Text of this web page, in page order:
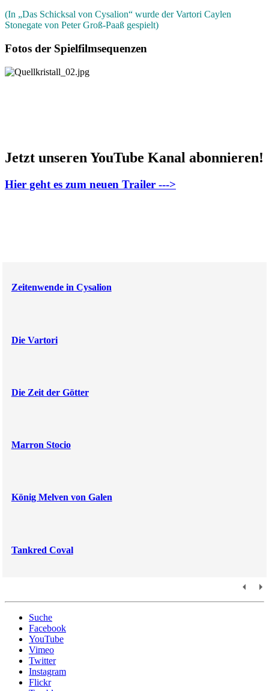
(In „Das Schicksal von Cysalion“ wurde der Vartori Caylen
Stonegate von Peter Groß-Paaß gespielt)
Fotos der Spielfilmsequenzen
Jetzt unseren YouTube Kanal abonnieren!
Hier geht es zum neuen Trailer --->
Zeitenwende in Cysalion
Die Vartori
Die Zeit der Götter
Marron Stocio
König Melven von Galen
Tankred Coval
Suche
Facebook
YouTube
Vimeo
Twitter
Instagram
Flickr